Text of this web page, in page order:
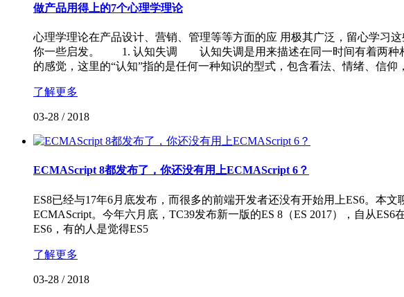
做产品用得上的7个心理学理论
心理学理论在产品设计、营销、管理等等方面的应 用极其广泛，留心学习
你一些启发。 1. 认知失调 认知失调是用来描述在同一时间有着两种相
的感觉，这里的“认知”指的是任何一种知识的型式，包含看法、情绪、信仰，
了解更多
03-28 / 2018
ECMAScript 8都发布了，你还没有用上ECMAScript 6？
ES8已经与17年6月底发布，而很多的前端开发者还没有开始用上ES6。本
ECMAScript。今年六月底，TC39发布新一版的ES 8（ES 2017），自从
ES6，有的人是觉得ES5
了解更多
03-28 / 2018